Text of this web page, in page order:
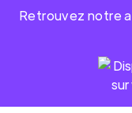
Retrouvez notre